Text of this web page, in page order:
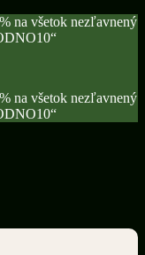
na všetok nezľavnený
na všetok nezľavnený